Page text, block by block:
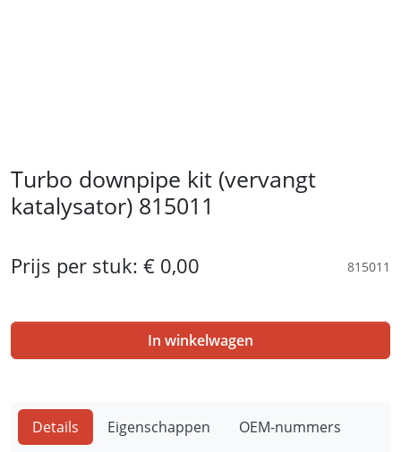
Turbo downpipe kit (vervangt
katalysator) 815011
Prijs per stuk: € 0,00 815011
In winkelwagen
Details Eigenschappen
OEM-nummers